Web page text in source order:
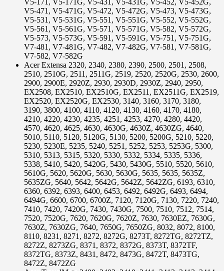
V5-171, V5-171G, V5-431, V5-431G, V5-452, V5-452G,
V5-471, V5-471G, V5-472, V5-472G, V5-473, V5-473G,
V5-531, V5-531G, V5-551, V5-551G, V5-552, V5-552G,
V5-561, V5-561G, V5-571, V5-571G, V5-582, V5-572G,
V5-573, V5-573G, V5-591, V5-591G, V5-751, V5-751G,
V7-481, V7-481G, V7-482, V7-482G, V7-581, V7-581G,
V7-582, V7-582G
Acer Extensa 2320, 2340, 2380, 2390, 2500, 2501, 2508,
2510, 2510G, 2511, 2511G, 2519, 2520, 2520G, 2530, 2600,
2900, 2900E, 2920Z, 2930, 2930D, 2930Z, 2940, 2950,
EX2508, EX2510, EX2510G, EX2511, EX2511G, EX2519,
EX2520, EX2520G, EX2530, 3140, 3160, 3170, 3180,
3190, 3800, 4100, 4110, 4120, 4130, 4160, 4170, 4180,
4210, 4220, 4230, 4235, 4251, 4253, 4270, 4280, 4420,
4570, 4620, 4625, 4630, 4630G, 4630Z, 4630ZG, 4640,
5010, 5110, 5120, 5120G, 5130, 5200, 5200G, 5210, 5220,
5230, 5230E, 5235, 5240, 5251, 5252, 5253, 5253G, 5300,
5310, 5313, 5315, 5320, 5330, 5332, 5334, 5335, 5336,
5338, 5410, 5420, 5420G, 5430, 5430G, 5510, 5520, 5610,
5610G, 5620, 5620G, 5630, 5630G, 5635, 5635, 5635Z,
5635ZG, 5640, 5642, 5642G, 5642Z, 5642ZG, 6193, 6310,
6360, 6392, 6393, 6400, 6453, 6492, 6492G, 6493, 6494,
6494G, 6600, 6700, 6700Z, 7120, 7120G, 7130, 7220, 7240,
7410, 7420, 7420G, 7430, 7430G, 7500, 7510, 7512, 7514,
7520, 7520G, 7620, 7620G, 7620Z, 7630, 7630EZ, 7630G,
7630Z, 7630ZG, 7640, 7650G, 7650ZG, 8032, 8072, 8100,
8110, 8231, 8271, 8272, 8272G, 8273T, 8272TG, 8272TZ,
8272Z, 8273ZG, 8371, 8372, 8372G, 8373T, 8372TF,
8372TG, 8373Z, 8431, 8472, 8473G, 8472T, 8473TG,
8472Z, 8472ZG